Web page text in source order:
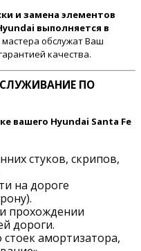
и замена элементов
выполняется в
обслужат Ваш
качества.
ПО
вашего Hyundai Santa Fe
стуков, скрипов,
на дороге
прохождении
дороги.
амортизатора,